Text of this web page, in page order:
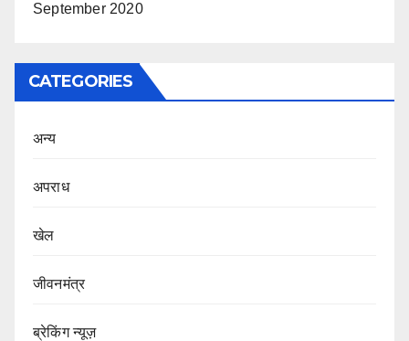
September 2020
CATEGORIES
अन्य
अपराध
खेल
जीवनमंत्र
ब्रेकिंग न्यूज़